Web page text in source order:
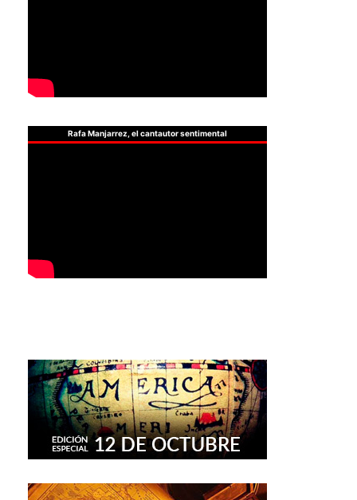
Rafa Manjarrez, el cantautor sentimental